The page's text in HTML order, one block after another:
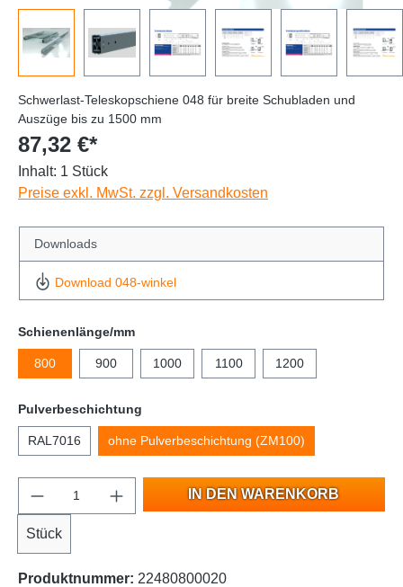
Schwerlast-Teleskopschiene 048 für breite Schubladen und
Auszüge bis zu 1500 mm
87,32 €*
Inhalt: 1 Stück
Preise exkl. MwSt. zzgl. Versandkosten
Downloads
Download 048-winkel
Schienenlänge/mm
800 900 1000 1100 1200
Pulverbeschichtung
RAL7016 ohne Pulverbeschichtung (ZM100)
Stück
IN DEN WARENKORB
Produktnummer: 22480800020